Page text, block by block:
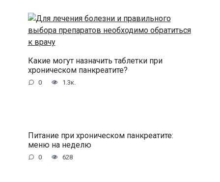
Какие могут назначить таблетки при
хроническом панкреатите?
0 1.3к.
Питание при хроническом панкреатите:
меню на неделю
0 628